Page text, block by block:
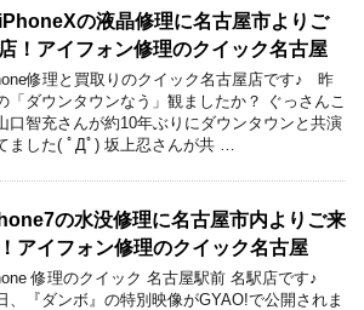
の液晶修理に名古屋市よりご
！アイフォン修理のクイック名古屋
修理と買取りのクイック名古屋店です♪ 昨
「ダウンタウンなう」観ましたか？ ぐっさんこ
口智充さんが約10年ぶりにダウンタウンと共演
ました( ﾟДﾟ) 坂上忍さんが共 …
の水没修理に名古屋市内よりご来
アイフォン修理のクイック名古屋
修理のクイック 名古屋駅前 名駅店です♪
、『ダンボ』の特別映像がGYAO!で公開されま